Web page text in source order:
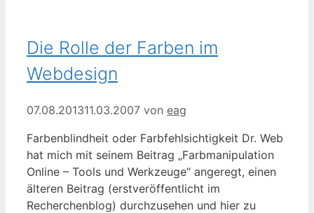
Die Rolle der Farben im
Webdesign
07.08.201311.03.2007 von eag
Farbenblindheit oder Farbfehlsichtigkeit Dr. Web
hat mich mit seinem Beitrag „Farbmanipulation
Online – Tools und Werkzeuge“ angeregt, einen
älteren Beitrag (erstveröffentlicht im
Recherchenblog) durchzusehen und hier zu